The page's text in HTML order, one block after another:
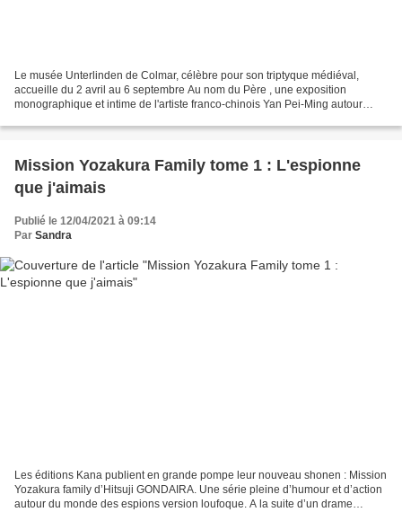
Le musée Unterlinden de Colmar, célèbre pour son triptyque médiéval,
accueille du 2 avril au 6 septembre Au nom du Père , une exposition
monographique et intime de l'artiste franco-chinois Yan Pei-Ming autour
Mission Yozakura Family tome 1 : L'espionne
que j'aimais
Publié le 12/04/2021 à 09:14
Par Sandra
Les éditions Kana publient en grande pompe leur nouveau shonen : Mission
Yozakura family d’Hitsuji GONDAIRA. Une série pleine d’humour et d’action
autour du monde des espions version loufoque. A la suite d’un drame